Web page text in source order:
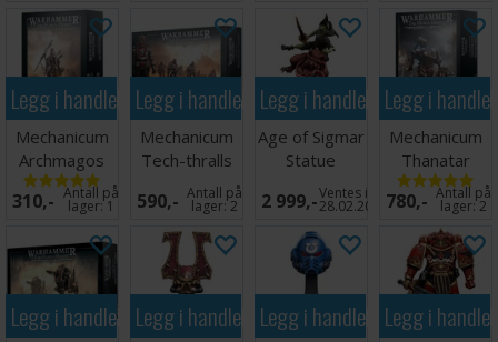
Legg i handlekurven
Mechanicum
Archmagos
Prime
310,- Antall på
lager:1
Legg i handlekurven
Mechanicum
Tech-thralls
Covenant
590,- Antall på
lager:2
Legg i handlekurven
Age of Sigmar
Statue
Boingrot
Bounder
2 999,-Ventes inn
28.02.2027
Legg i
Mechanicum
Thanatar
Cavas Siege-
automata
780,- Antall på
lager:2
Legg i handlekurvenLegg i handlekurvenLegg i handlekurven
Legg i